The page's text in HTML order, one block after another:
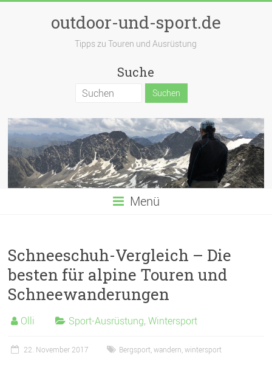
outdoor-und-sport.de
Tipps zu Touren und Ausrüstung
Suche
Menü
Schneeschuh-Vergleich – Die
besten für alpine Touren und
Schneewanderungen
Olli Sport-Ausrüstung,Wintersport
22. November 2017 Bergsport ,wandern ,wintersport